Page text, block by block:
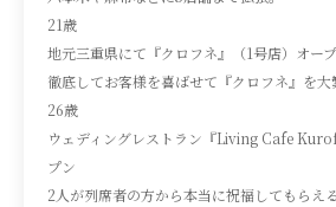
21歳
地元三重県にて『クロフネ』（1号店）オー
徹底してお客様を喜ばせて『クロフネ』を大
26歳
ウェディングレストラン『Living Cafe
プン
2人が列席者の方から本当に祝福してもらえ